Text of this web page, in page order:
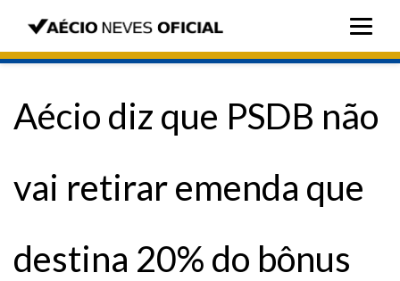
Aécio diz que PSDB não
vai retirar emenda que
destina 20% do bônus